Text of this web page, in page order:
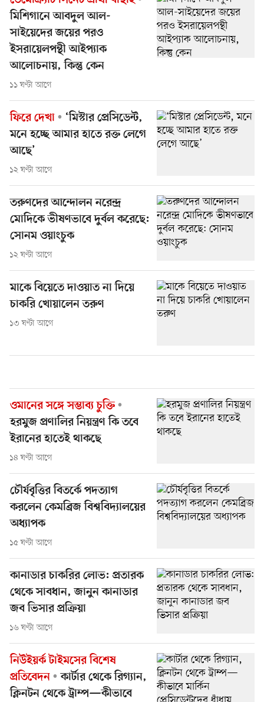
মিশিগানে আবদুল আল-
সাইয়েদের জয়ের পরও
ইসরায়েলপন্থী আইপ্যাক
আলোচনায়, কিন্তু কেন
১১ ঘণ্টা আগে
ফিরে দেখা
‘মিস্টার প্রেসিডেন্ট,
মনে হচ্ছে আমার হাতে রক্ত লেগে
আছে’
১২ ঘণ্টা আগে
তরুণদের আন্দোলন নরেন্দ্র
মোদিকে ভীষণভাবে দুর্বল করেছে:
সোনম ওয়াংচুক
১২ ঘণ্টা আগে
মাকে বিয়েতে দাওয়াত না দিয়ে
চাকরি খোয়ালেন তরুণ
১৩ ঘণ্টা আগে
ওমানের সঙ্গে সম্ভাব্য চুক্তি
হরমুজ প্রণালির নিয়ন্ত্রণ কি তবে
ইরানের হাতেই থাকছে
১৪ ঘণ্টা আগে
চৌর্যবৃত্তির বিতর্কে পদত্যাগ
করলেন কেমব্রিজ বিশ্ববিদ্যালয়ের
অধ্যাপক
১৫ ঘণ্টা আগে
কানাডার চাকরির লোভ: প্রতারক
থেকে সাবধান, জানুন কানাডার
জব ভিসার প্রক্রিয়া
১৬ ঘণ্টা আগে
নিউইয়র্ক টাইমসের বিশেষ
প্রতিবেদন
কার্টার থেকে রিগ্যান,
ক্লিনটন থেকে ট্রাম্প—কীভাবে